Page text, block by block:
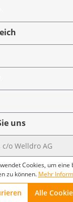
uns
o Welldro AG
Cookies, um
zu können. Mehr
Alle